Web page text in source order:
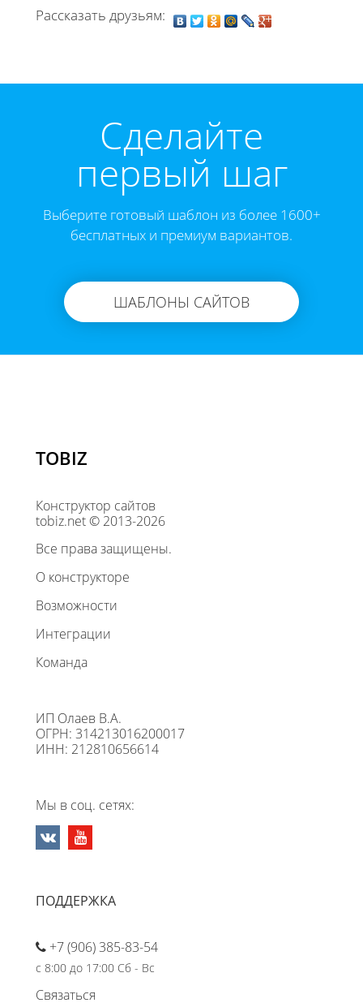
Рассказать друзьям:
Cделайте
первый шаг
Выберите готовый шаблон из более 1600+
бесплатных и премиум вариантов.
ШАБЛОНЫ САЙТОВ
TOBIZ
Конструктор сайтов
tobiz.net © 2013-2026
Все права защищены.
О конструкторе
Возможности
Интеграции
Команда
ИП Олаев В.А.
ОГРН: 314213016200017
ИНН: 212810656614
Мы в соц. сетях:
ПОДДЕРЖКА
+7 (906) 385-83-54
с 8:00 до 17:00 Сб - Вс
Связаться